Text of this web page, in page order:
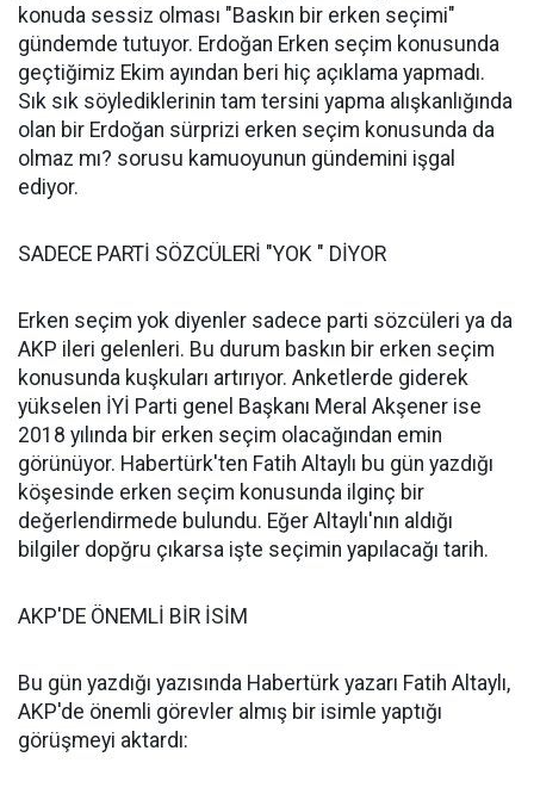
konuda sessiz olması "Baskın bir erken seçimi"
gündemde tutuyor. Erdoğan Erken seçim konusunda
geçtiğimiz Ekim ayından beri hiç açıklama yapmadı.
Sık sık söylediklerinin tam tersini yapma alışkanlığında
olan bir Erdoğan sürprizi erken seçim konusunda da
olmaz mı? sorusu kamuoyunun gündemini işgal
ediyor.
SADECE PARTİ SÖZCÜLERİ "YOK " DİYOR
Erken seçim yok diyenler sadece parti sözcüleri ya da
AKP ileri gelenleri. Bu durum baskın bir erken seçim
konusunda kuşkuları artırıyor. Anketlerde giderek
yükselen İYİ Parti genel Başkanı Meral Akşener ise
2018 yılında bir erken seçim olacağından emin
görünüyor. Habertürk'ten Fatih Altaylı bu gün yazdığı
köşesinde erken seçim konusunda ilginç bir
değerlendirmede bulundu. Eğer Altaylı'nın aldığı
bilgiler dopğru çıkarsa işte seçimin yapılacağı tarih.
AKP'DE ÖNEMLİ BİR İSİM
Bu gün yazdığı yazısında Habertürk yazarı Fatih Altaylı,
AKP'de önemli görevler almış bir isimle yaptığı
görüşmeyi aktardı: